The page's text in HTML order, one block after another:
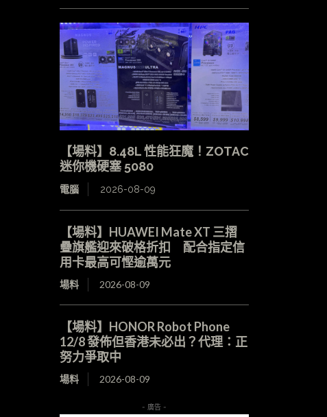
【場料】8.48L 性能狂魔！ZOTAC
迷你機硬塞 5080
電腦 2026-08-09
【場料】HUAWEI Mate XT 三摺
疊旗艦迎來破格折扣 配合指定信
用卡最高可慳逾萬元
場料 2026-08-09
【場料】HONOR Robot Phone
12/8 發佈但香港未必出？代理：正
努力爭取中
場料 2026-08-09
- 廣告 -